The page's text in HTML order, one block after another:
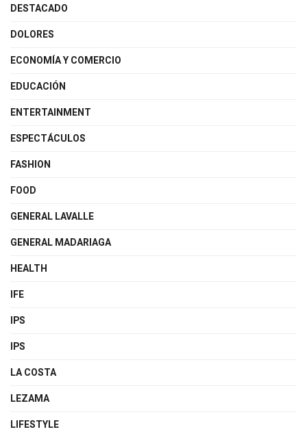
DESTACADO
DOLORES
ECONOMÍA Y COMERCIO
EDUCACIÓN
ENTERTAINMENT
ESPECTÁCULOS
FASHION
FOOD
GENERAL LAVALLE
GENERAL MADARIAGA
HEALTH
IFE
IPS
IPS
LA COSTA
LEZAMA
LIFESTYLE